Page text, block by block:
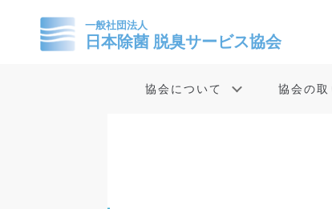
協会について 協会の取